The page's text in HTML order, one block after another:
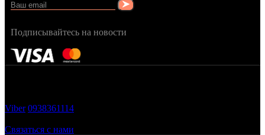
Подписывайтесь на новости
Viber 0938361114
Связаться с нами